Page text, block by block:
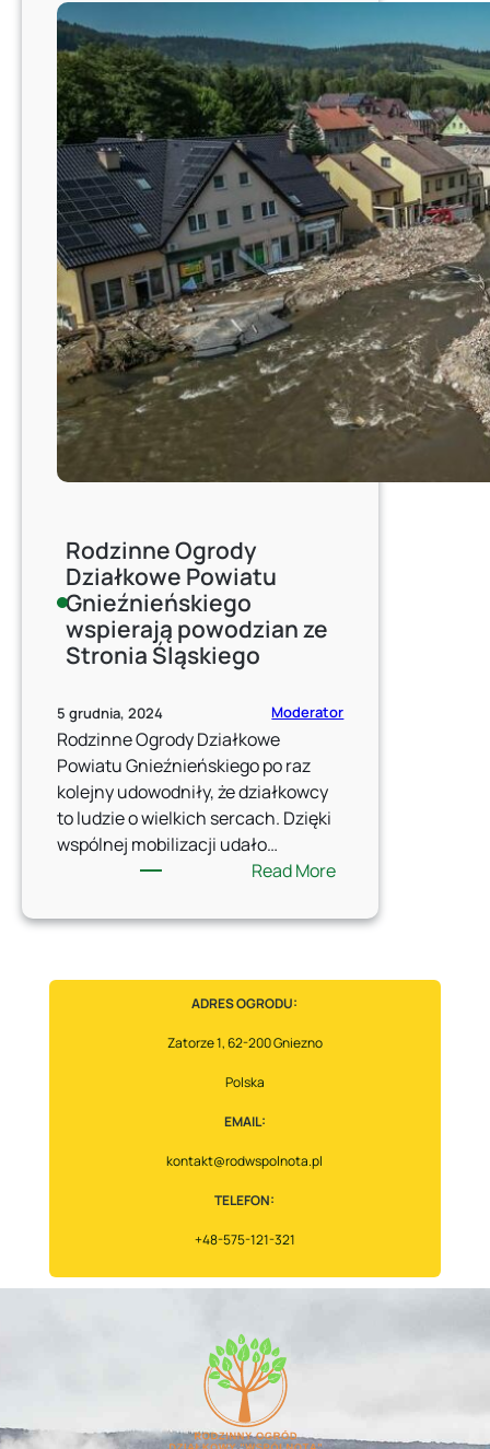
Rodzinne Ogrody
Działkowe Powiatu
Gnieźnieńskiego
wspierają powodzian ze
Stronia Śląskiego
5 grudnia, 2024 Moderator
Rodzinne Ogrody Działkowe
Powiatu Gnieźnieńskiego po raz
kolejny udowodniły, że działkowcy
to ludzie o wielkich sercach. Dzięki
wspólnej mobilizacji udało…
Read More:
Ogrody
Powiatu
ADRES OGRODU:
Zatorze 1, 62-200 Gniezno
Polska
EMAIL:
kontakt@rodwspolnota.pl
TELEFON:
+48-575-121-321